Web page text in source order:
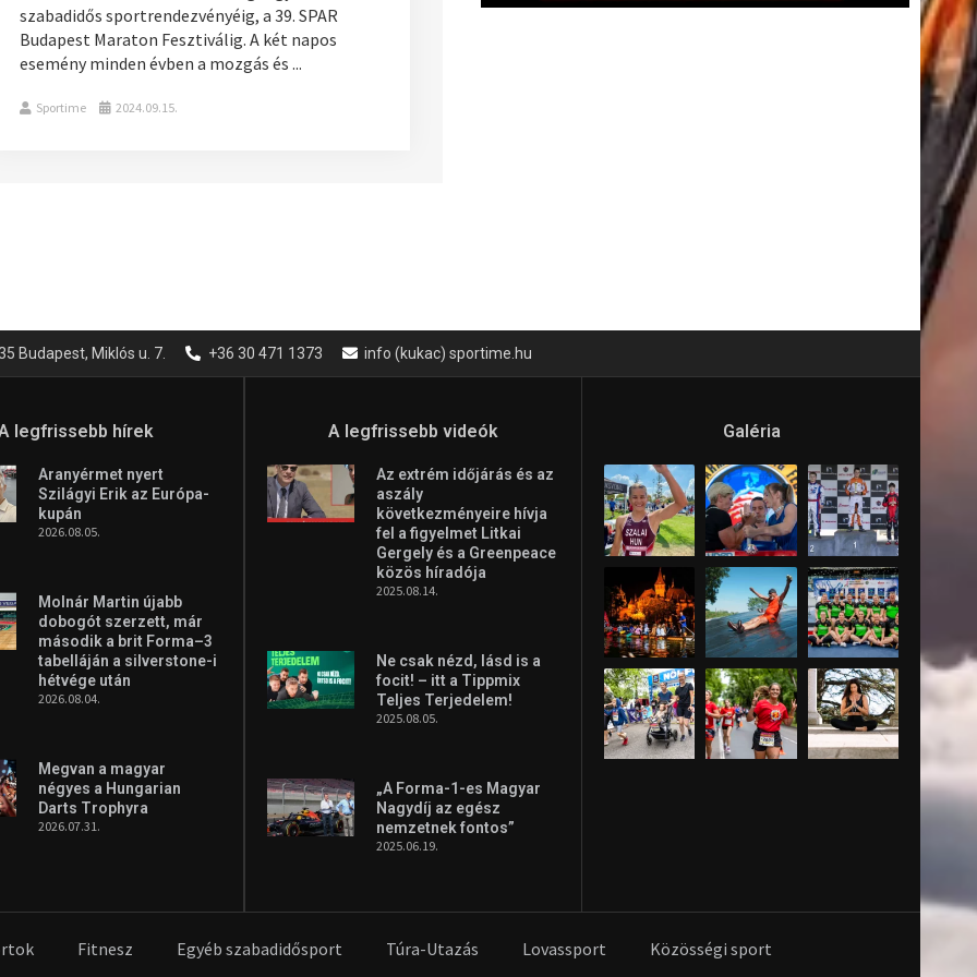
szabadidős sportrendezvényéig, a 39. SPAR
Budapest Maraton Fesztiválig. A két napos
esemény minden évben a mozgás és ...
Sportime 2024.09.15.
Budapest, Miklós u. 7. +36 30 471 1373 info (kukac) sportime.hu
legfrissebb hírek
Aranyérmet nyert
Szilágyi Erik az Európa-
kupán
2026.08.05.
Molnár Martin újabb
dobogót szerzett, már
második a brit Forma–3
tabelláján a silverstone-i
hétvége után
2026.08.04.
Megvan a magyar
négyes a Hungarian
Darts Trophyra
2026.07.31.
A legfrissebb videók
Az extrém időjárás és az
aszály
következményeire hívja
fel a figyelmet Litkai
Gergely és a Greenpeace
közös híradója
2025.08.14.
Ne csak nézd, lásd is a
focit! – itt a Tippmix
Teljes Terjedelem!
2025.08.05.
„A Forma-1-es Magyar
Nagydíj az egész
nemzetnek fontos”
2025.06.19.
Galéria
Fitnesz Egyéb szabadidősport Túra-Utazás Lovassport Közösségi sport